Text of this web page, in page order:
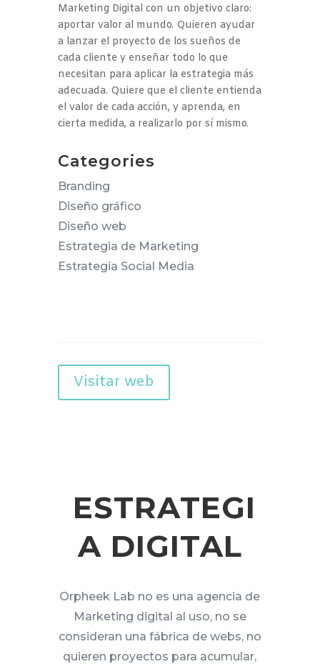
Marketing Digital con un objetivo claro:
aportar valor al mundo. Quieren ayudar
a lanzar el proyecto de los sueños de
cada cliente y enseñar todo lo que
necesitan para aplicar la estrategia más
adecuada. Quiere que el cliente entienda
el valor de cada acción, y aprenda, en
cierta medida, a realizarlo por sí mismo.
Categories
Branding
Diseño gráfico
Diseño web
Estrategia de Marketing
Estrategia Social Media
Visitar web
ESTRATEGI
A DIGITAL
Orpheek Lab no es una agencia de
Marketing digital al uso, no se
consideran una fábrica de webs, no
quieren proyectos para acumular,